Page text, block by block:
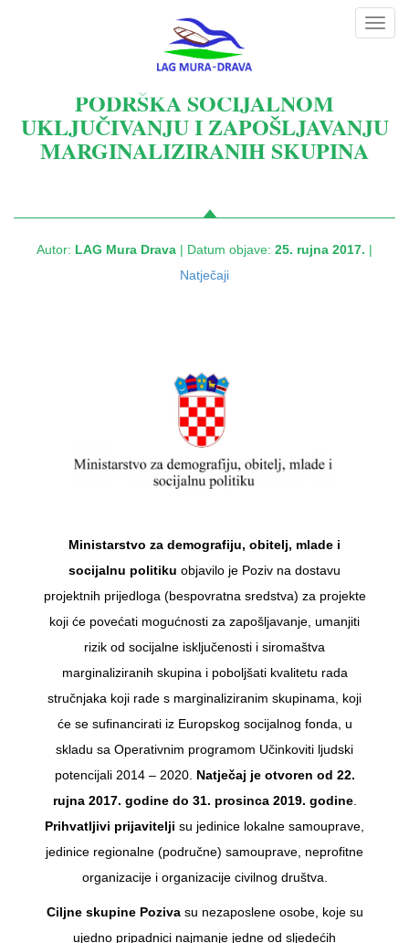
PODRŠKA SOCIJALNOM
UKLJUČIVANJU I ZAPOŠLJAVANJU
MARGINALIZIRANIH SKUPINA
Autor: LAG Mura Drava | Datum objave: 25. rujna 2017. |
Natječaji
Ministarstvo za demografiju, obitelj, mlade i
socijalnu politiku objavilo je Poziv na dostavu
projektnih prijedloga (bespovratna sredstva) za projekte
koji će povećati mogućnosti za zapošljavanje, umanjiti
rizik od socijalne isključenosti i siromaštva
marginaliziranih skupina i poboljšati kvalitetu rada
stručnjaka koji rade s marginaliziranim skupinama, koji
će se sufinancirati iz Europskog socijalnog fonda, u
skladu sa Operativnim programom Učinkoviti ljudski
potencijali 2014 – 2020. Natječaj je otvoren od 22.
rujna 2017. godine do 31. prosinca 2019. godine.
Prihvatljivi prijavitelji su jedinice lokalne samouprave,
jedinice regionalne (područne) samouprave, neprofitne
organizacije i organizacije civilnog društva.
Ciljne skupine Pozivasu nezaposlene osobe, koje su
ujedno pripadnici najmanje jedne od sljedećih